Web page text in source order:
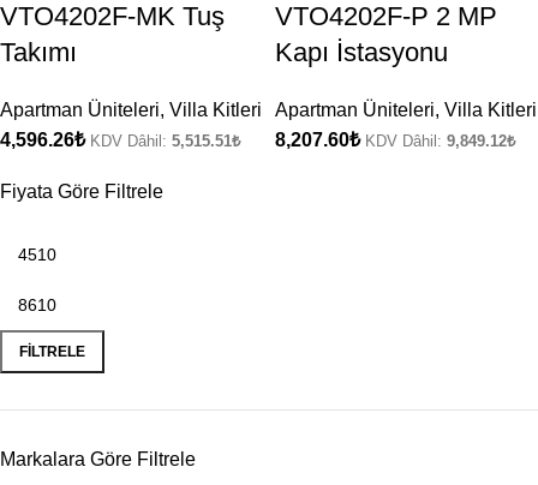
Fiyata Göre Filtrele
FILTRELE
Markalara Göre Filtrele
VTO4202F-MK Tuş
Takımı
Apartman Üniteleri, Villa Kitleri
4,596.26₺ KDV Dâhil: 5,515.51₺
VTO4202F-P 2 MP
Kapı İstasyonu
Apartman Üniteleri, Villa Kitleri
8,207.60₺ KDV Dâhil: 9,849.12₺